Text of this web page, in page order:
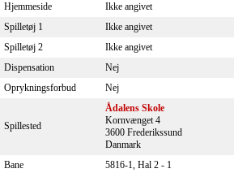
Hjemmeside
Ikke angivet
Spilletøj 1
Ikke angivet
Spilletøj 2
Ikke angivet
Dispensation
Nej
Oprykningsforbud
Nej
Spillested
Ådalens Skole
Kornvænget 4
3600 Frederikssund
Danmark
Bane
5816-1, Hal 2 - 1